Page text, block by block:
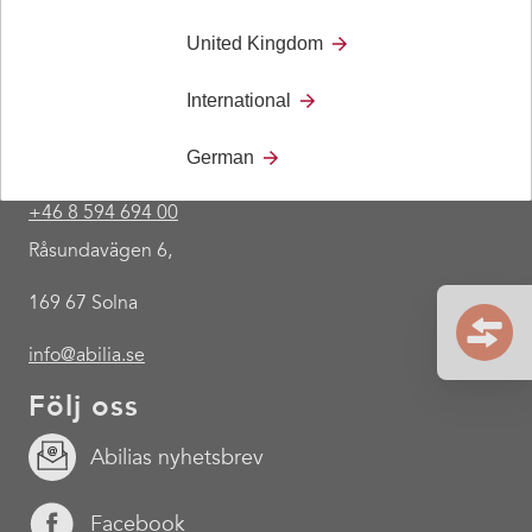
+46 8 594 694 00
Råsundavägen 6,
169 67 Solna
info@abilia.se
Följ oss
Abilias nyhetsbrev
Facebook
United Kingdom
International
German